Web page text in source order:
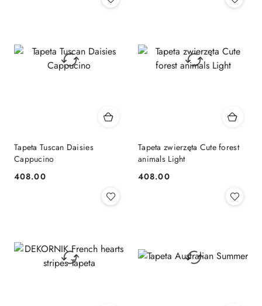
Tapeta Tuscan Daisies
Cappucino
Cena:
408.00
Tapeta zwierzęta Cute forest
animals Light
Cena:
408.00